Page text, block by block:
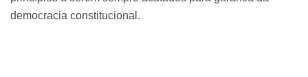
democracia constitucional.